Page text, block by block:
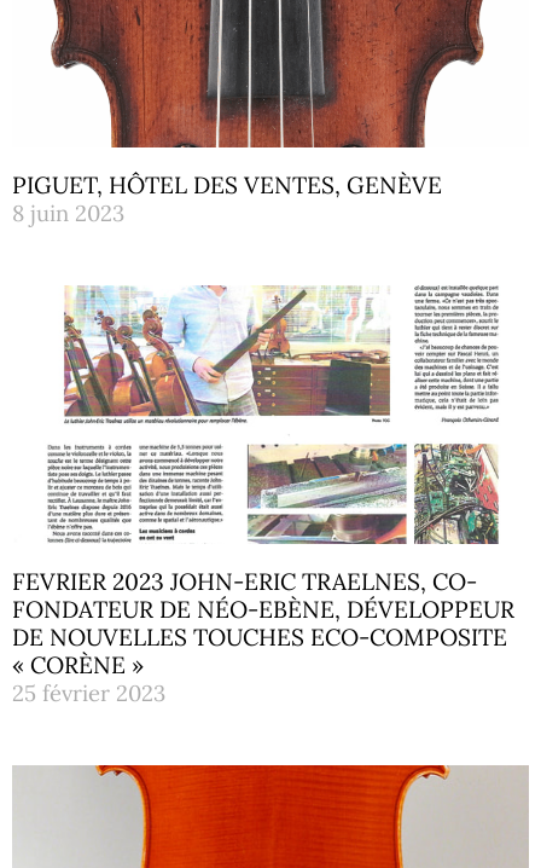
PIGUET, HÔTEL DES VENTES, GENÈVE
8 juin 2023
FEVRIER 2023 JOHN-ERIC TRAELNES, CO-
FONDATEUR DE NÉO-EBÈNE, DÉVELOPPEUR
DE NOUVELLES TOUCHES ECO-COMPOSITE
« CORÈNE »
25 février 2023